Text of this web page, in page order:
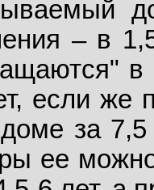
– в
в
если же
за 7,5
ее